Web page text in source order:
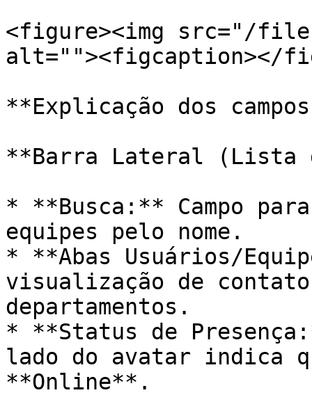
<figure><img src="/files/
alt=""><figcaption></
**Explicação dos
**Barra Lateral (Lista
* **Busca:** Campo
equipes pelo nome.
* **Abas Usuários/
visualização de
departamentos.
* **Status de
lado do avatar indica
**Online**.